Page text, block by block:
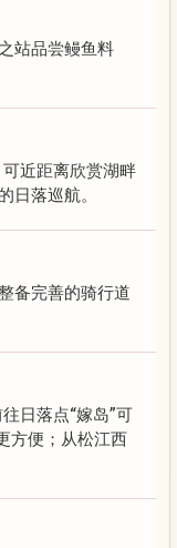
站品尝鳗鱼料
近距离欣赏湖畔
日落巡航。
备完善的骑行道
日落点“嫁岛”可
方便；从松江西